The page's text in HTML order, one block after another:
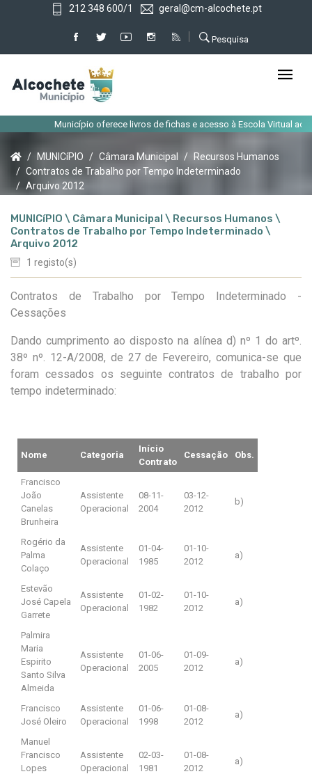
212 348 600/1 geral@cm-alcochete.pt
Pesquisa
Município oferece livros de fichas e acesso à Escola Virtual aos
MUNICíPIO Câmara Municipal
Recursos Humanos
Contratos de Trabalho por Tempo Indeterminado
Arquivo 2012
MUNICíPIO \ Câmara Municipal \ Recursos Humanos \
Contratos de Trabalho por Tempo Indeterminado \
Arquivo 2012
1 registo(s)
Contratos de Trabalho por Tempo Indeterminado -
Cessações
Dando cumprimento ao disposto na alínea d) nº 1 do artº.
38º nº. 12-A/2008, de 27 de Fevereiro, comunica-se que
foram cessados os seguinte contratos de trabalho por
tempo indeterminado:
Nome Categoria
Início
Contrato
Cessação Obs.
Francisco
João
Canelas
Brunheira
Assistente
Operacional
08-11-
2004
03-12-
2012
b)
Rogério da
Palma
Colaço
Assistente
Operacional
01-04-
1985
01-10-
2012
a)
Estevão
José Capela
Garrete
Assistente
Operacional
01-02-
1982
01-10-
2012
a)
Palmira
Maria
Espirito
Santo Silva
Almeida
Assistente
Operacional
01-06-
2005
01-09-
2012
a)
Francisco
José Oleiro
Assistente
Operacional
01-06-
1998
01-08-
2012
a)
Manuel
Francisco
Lopes
Assistente
Operacional
02-03-
1981
01-08-
2012
a)